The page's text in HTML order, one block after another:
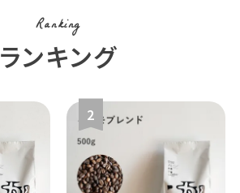
Ranking
ランキング